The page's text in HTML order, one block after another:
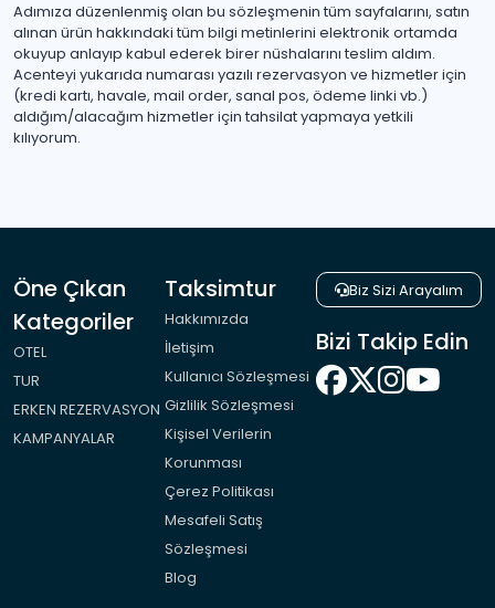
Adımıza düzenlenmiş olan bu sözleşmenin tüm sayfalarını, satın
alınan ürün hakkındaki tüm bilgi metinlerini elektronik ortamda
okuyup anlayıp kabul ederek birer nüshalarını teslim aldım.
Acenteyi yukarıda numarası yazılı rezervasyon ve hizmetler için
(kredi kartı, havale, mail order, sanal pos, ödeme linki vb.)
aldığım/alacağım hizmetler için tahsilat yapmaya yetkili
kılıyorum.
Öne Çıkan
Kategoriler
OTEL
TUR
ERKEN REZERVASYON
KAMPANYALAR
Taksimtur
Hakkımızda
İletişim
Kullanıcı Sözleşmesi
Gizlilik Sözleşmesi
Kişisel Verilerin
Korunması
Çerez Politikası
Mesafeli Satış
Sözleşmesi
Blog
Biz Sizi Arayalım
Bizi Takip Edin